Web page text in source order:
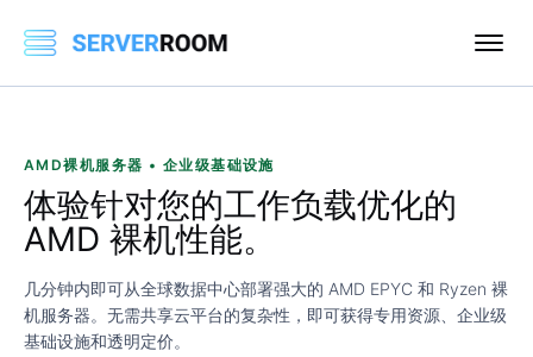
AMD裸机服务器 • 企业级基础设施
体验针对您的工作负载优化的
AMD 裸机性能。
几分钟内即可从全球数据中心部署强大的 AMD EPYC 和 Ryzen 裸
机服务器。无需共享云平台的复杂性，即可获得专用资源、企业级
基础设施和透明定价。